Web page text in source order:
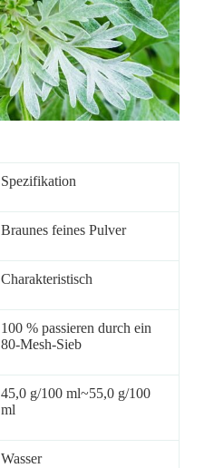
Spezifikation
Braunes feines Pulver
Charakteristisch
100 % passieren durch ein
80-Mesh-Sieb
45,0 g/100 ml~55,0 g/100
ml
Wasser